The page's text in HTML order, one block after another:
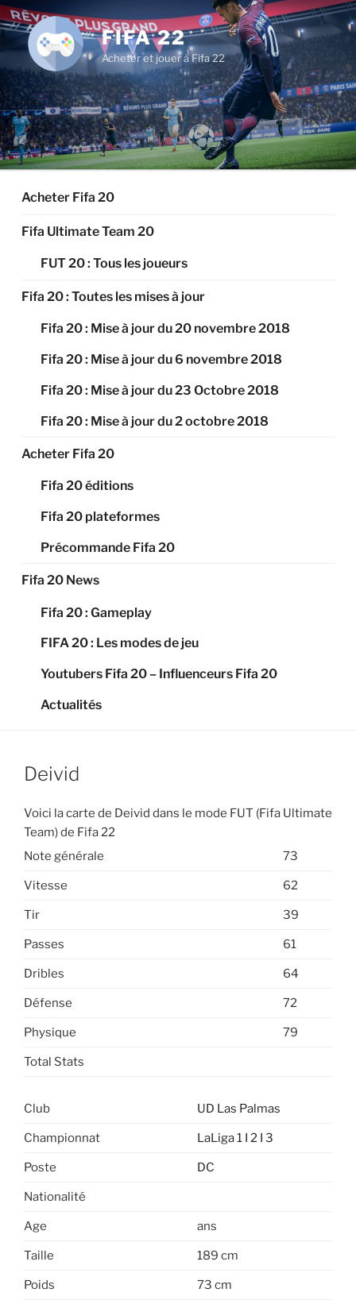
Aller
au
contenu
principal
FIFA 22
Acheter et jouer à Fifa 22
Acheter Fifa 20
Fifa Ultimate Team 20
FUT 20 : Tous les joueurs
Fifa 20 : Toutes les mises à jour
Fifa 20 : Mise à jour du 20 novembre 2018
Fifa 20 : Mise à jour du 6 novembre 2018
Fifa 20 : Mise à jour du 23 Octobre 2018
Fifa 20 : Mise à jour du 2 octobre 2018
Acheter Fifa 20
Fifa 20 éditions
Fifa 20 plateformes
Précommande Fifa 20
Fifa 20 News
Fifa 20 : Gameplay
FIFA 20 : Les modes de jeu
Youtubers Fifa 20 – Influenceurs Fifa 20
Actualités
Deivid
Voici la carte de Deivid dans le mode FUT (Fifa Ultimate
Team) de Fifa 22
Note générale
73
Vitesse 62
Tir 39
Passes 61
Dribles 64
Défense 72
Physique 79
Total Stats
Club UD Las Palmas
Championnat LaLiga 1 I 2 I 3
Poste DC
Nationalité
Age ans
Taille 189 cm
Poids 73 cm